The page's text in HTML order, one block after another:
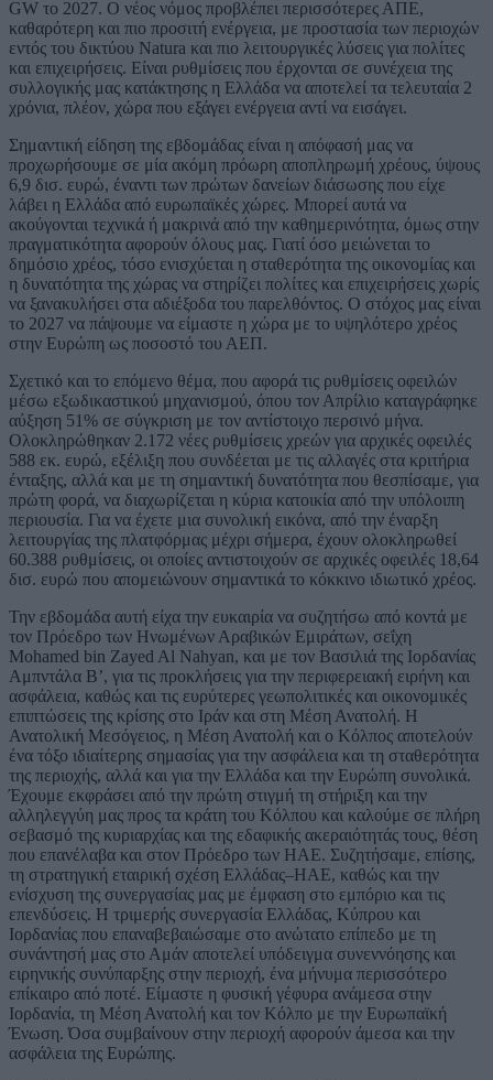
GW το 2027. Ο νέος νόμος προβλέπει περισσότερες ΑΠΕ,
καθαρότερη και πιο προσιτή ενέργεια, με προστασία των περιοχών
εντός του δικτύου Natura και πιο λειτουργικές λύσεις για πολίτες
και επιχειρήσεις. Είναι ρυθμίσεις που έρχονται σε συνέχεια της
συλλογικής μας κατάκτησης η Ελλάδα να αποτελεί τα τελευταία 2
χρόνια, πλέον, χώρα που εξάγει ενέργεια αντί να εισάγει.
Σημαντική είδηση της εβδομάδας είναι η απόφασή μας να
προχωρήσουμε σε μία ακόμη πρόωρη αποπληρωμή χρέους, ύψους
6,9 δισ. ευρώ, έναντι των πρώτων δανείων διάσωσης που είχε
λάβει η Ελλάδα από ευρωπαϊκές χώρες. Μπορεί αυτά να
ακούγονται τεχνικά ή μακρινά από την καθημερινότητα, όμως στην
πραγματικότητα αφορούν όλους μας. Γιατί όσο μειώνεται το
δημόσιο χρέος, τόσο ενισχύεται η σταθερότητα της οικονομίας και
η δυνατότητα της χώρας να στηρίζει πολίτες και επιχειρήσεις χωρίς
να ξανακυλήσει στα αδιέξοδα του παρελθόντος. Ο στόχος μας είναι
το 2027 να πάψουμε να είμαστε η χώρα με το υψηλότερο χρέος
στην Ευρώπη ως ποσοστό του ΑΕΠ.
Σχετικό και το επόμενο θέμα, που αφορά τις ρυθμίσεις οφειλών
μέσω εξωδικαστικού μηχανισμού, όπου τον Απρίλιο καταγράφηκε
αύξηση 51% σε σύγκριση με τον αντίστοιχο περσινό μήνα.
Ολοκληρώθηκαν 2.172 νέες ρυθμίσεις χρεών για αρχικές οφειλές
588 εκ. ευρώ, εξέλιξη που συνδέεται με τις αλλαγές στα κριτήρια
ένταξης, αλλά και με τη σημαντική δυνατότητα που θεσπίσαμε, για
πρώτη φορά, να διαχωρίζεται η κύρια κατοικία από την υπόλοιπη
περιουσία. Για να έχετε μια συνολική εικόνα, από την έναρξη
λειτουργίας της πλατφόρμας μέχρι σήμερα, έχουν ολοκληρωθεί
60.388 ρυθμίσεις, οι οποίες αντιστοιχούν σε αρχικές οφειλές 18,64
δισ. ευρώ που απομειώνουν σημαντικά το κόκκινο ιδιωτικό χρέος.
Την εβδομάδα αυτή είχα την ευκαιρία να συζητήσω από κοντά με
τον Πρόεδρο των Ηνωμένων Αραβικών Εμιράτων, σεΐχη
Mohamed bin Zayed Al Nahyan, και με τον Βασιλιά της Ιορδανίας
Αμπντάλα Β’, για τις προκλήσεις για την περιφερειακή ειρήνη και
ασφάλεια, καθώς και τις ευρύτερες γεωπολιτικές και οικονομικές
επιπτώσεις της κρίσης στο Ιράν και στη Μέση Ανατολή. Η
Ανατολική Μεσόγειος, η Μέση Ανατολή και ο Κόλπος αποτελούν
ένα τόξο ιδιαίτερης σημασίας για την ασφάλεια και τη σταθερότητα
της περιοχής, αλλά και για την Ελλάδα και την Ευρώπη συνολικά.
Έχουμε εκφράσει από την πρώτη στιγμή τη στήριξη και την
αλληλεγγύη μας προς τα κράτη του Κόλπου και καλούμε σε πλήρη
σεβασμό της κυριαρχίας και της εδαφικής ακεραιότητάς τους, θέση
που επανέλαβα και στον Πρόεδρο των ΗΑΕ. Συζητήσαμε, επίσης,
τη στρατηγική εταιρική σχέση Ελλάδας–ΗΑΕ, καθώς και την
ενίσχυση της συνεργασίας μας με έμφαση στο εμπόριο και τις
επενδύσεις. Η τριμερής συνεργασία Ελλάδας, Κύπρου και
Ιορδανίας που επαναβεβαιώσαμε στο ανώτατο επίπεδο με τη
συνάντησή μας στο Αμάν αποτελεί υπόδειγμα συνεννόησης και
ειρηνικής συνύπαρξης στην περιοχή, ένα μήνυμα περισσότερο
επίκαιρο από ποτέ. Είμαστε η φυσική γέφυρα ανάμεσα στην
Ιορδανία, τη Μέση Ανατολή και τον Κόλπο με την Ευρωπαϊκή
Ένωση. Όσα συμβαίνουν στην περιοχή αφορούν άμεσα και την
ασφάλεια της Ευρώπης.